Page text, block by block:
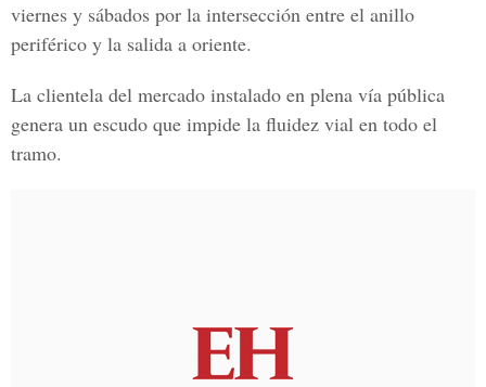
viernes y sábados por la intersección entre el anillo
periférico y la salida a oriente.
La clientela del mercado instalado en plena vía pública
genera un escudo que impide la fluidez vial en todo el
tramo.